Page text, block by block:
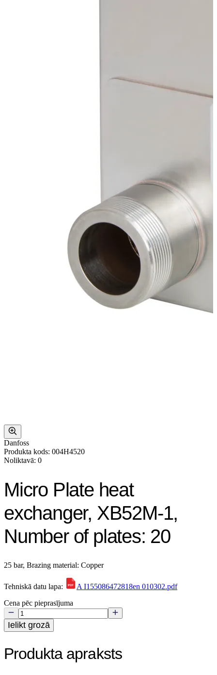
Danfoss
Produkta kods: 004H4520
Noliktavā: 0
Micro Plate heat
exchanger, XB52M-1,
Number of plates: 20
25 bar, Brazing material: Copper
Tehniskā datu lapa:
A I155086472818en 010302.pdf
Cena pēc pieprasījuma
Ielikt grozā
Produkta apraksts